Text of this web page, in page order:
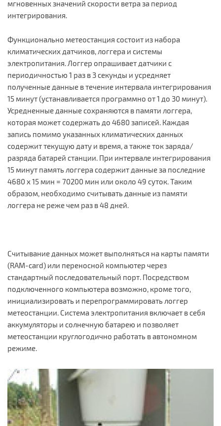
мгновенных значений скорости ветра за период
интегрирования.
Функционально метеостанция состоит из набора
климатических датчиков, логгера и системы
электропитания. Логгер опрашивает датчики с
периодичностью 1 раз в 3 секунды и усредняет
полученные данные в течение интервала интегрирования
15 минут (устанавливается программно от 1 до 30 минут).
Усредненные данные сохраняются в памяти логгера,
которая может содержать до 4680 записей. Каждая
запись помимо указанных климатических данных
содержит текущую дату и время, а также ток заряда/
разряда батарей станции. При интервале интегрирования
15 минут память логгера содержит данные за последние
4680 x 15 мин = 70200 мин или около 49 суток. Таким
образом, необходимо считывать данные из памяти
логгера не реже чем раз в 48 дней.
Считывание данных может выполняться на карты памяти
(RAM-card) или переносной компьютер через
стандартный последовательный порт. Посредством
подключенного компьютера возможно, кроме того,
инициализировать и перепрограммировать логгер
метеостанции. Система электропитания включает в себя
аккумуляторы и солнечную батарею и позволяет
метеостанции круглогодично работать в автономном
режиме.